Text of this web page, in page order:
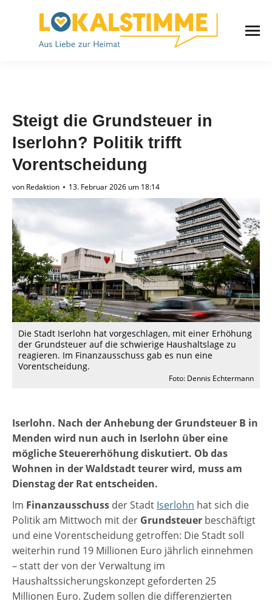
Steigt die Grundsteuer in
Iserlohn? Politik trifft
Vorentscheidung
von Redaktion 13. Februar 2026 um 18:14
Die Stadt Iserlohn hat vorgeschlagen, mit einer Erhöhung
der Grundsteuer auf die schwierige Haushaltslage zu
reagieren. Im Finanzausschuss gab es nun eine
Vorentscheidung.
Foto: Dennis Echtermann
Iserlohn. Nach der Anhebung der Grundsteuer B in
Menden wird nun auch in Iserlohn über eine
mögliche Steuererhöhung diskutiert. Ob das
Wohnen in der Waldstadt teurer wird, muss am
Dienstag der Rat entscheiden.
Im Finanzausschuss der Stadt Iserlohn hat sich die
Politik am Mittwoch mit der Grundsteuer beschäftigt
und eine Vorentscheidung getroffen: Die Stadt soll
weiterhin rund 19 Millionen Euro jährlich einnehmen
– statt der von der Verwaltung im
Haushaltssicherungskonzept geforderten 25
Millionen Euro. Zudem sollen die differenzierten